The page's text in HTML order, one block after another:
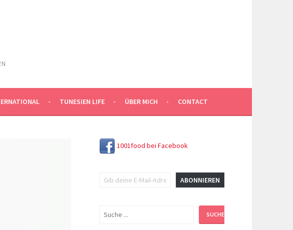
TUNESIEN LIFE ÜBER MICH CONTACT
1001food bei Facebook
ABONNIEREN
Suchen SUCHEN